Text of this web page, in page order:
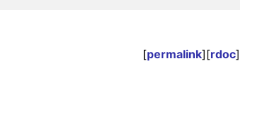
[permalink][rdoc]